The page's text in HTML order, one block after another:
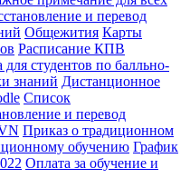
и перевод
Общежития Карты
Расписание КПВ
для студентов по балльно-
знаний Дистанционное
Список
и перевод
Приказ о традиционном
обучению График
Оплата за обучение и